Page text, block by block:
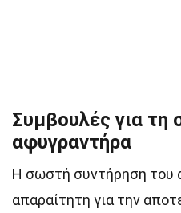
Συμβουλές για τη
αφυγραντήρα
Η σωστή συντήρηση του
απαραίτητη για την